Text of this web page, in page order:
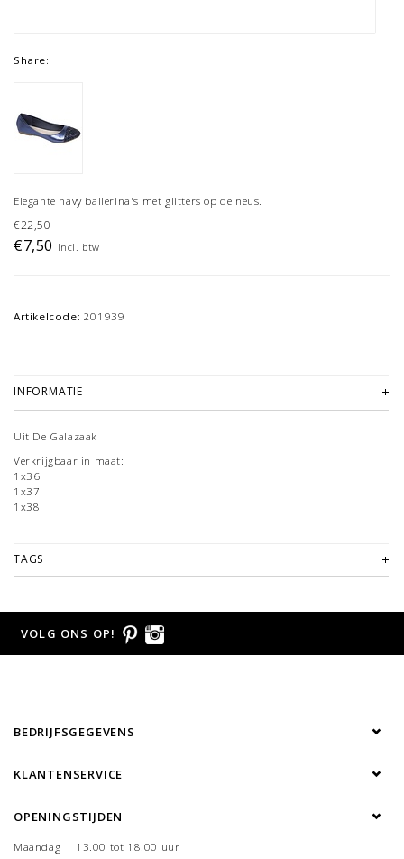
Share:
Elegante navy ballerina's met glitters op de neus.
€22,50
€7,50 Incl. btw
Artikelcode: 201939
INFORMATIE
Uit De Galazaak
Verkrijgbaar in maat:
1x36
1x37
1x38
TAGS
VOLG ONS OP!
BEDRIJFSGEGEVENS
KLANTENSERVICE
OPENINGSTIJDEN
Maandag
13.00 tot 18.00 uur